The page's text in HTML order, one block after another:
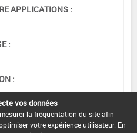
APPLICATIONS :
:
:
vos données
la fréquentation du site afin
votre expérience utilisateur. En